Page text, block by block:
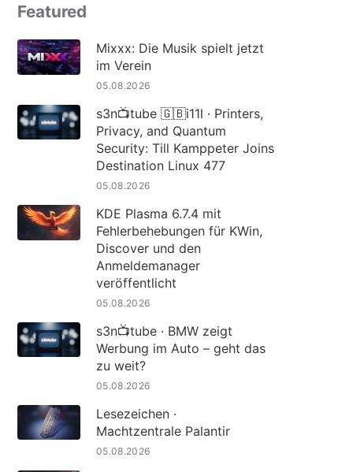
Featured
Mixxx: Die Musik spielt jetzt
im Verein
05.08.2026
s3n📺tube 🇬🇧i11l · Printers,
Privacy, and Quantum
Security: Till Kamppeter Joins
Destination Linux 477
05.08.2026
KDE Plasma 6.7.4 mit
Fehlerbehebungen für KWin,
Discover und den
Anmeldemanager
veröffentlicht
05.08.2026
s3n📺tube · BMW zeigt
Werbung im Auto – geht das
zu weit?
05.08.2026
Lesezeichen ·
Machtzentrale Palantir
05.08.2026